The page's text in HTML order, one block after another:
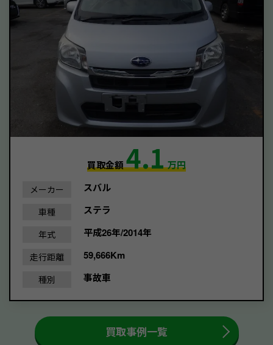
買取金額4.1万円
メーカー スバル
車種 ステラ
年式 平成26年/2014年
走行距離 59,666Km
種別 事故車
買取事例一覧